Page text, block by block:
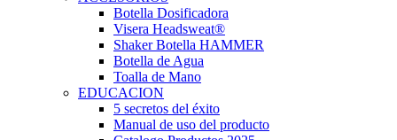
Botella Dosificadora
Visera Headsweat®
Shaker Botella HAMMER
Botella de Agua
Toalla de Mano
EDUCACION
5 secretos del éxito
Manual de uso del producto